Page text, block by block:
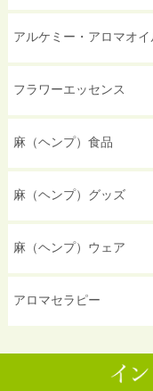
アルケミー・アロマオイ
フラワーエッセンス
麻（ヘンプ）食品
麻（ヘンプ）グッズ
麻（ヘンプ）ウェア
アロマセラピー